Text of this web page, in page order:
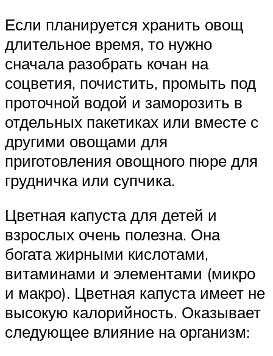
Если планируется хранить овощ
длительное время, то нужно
сначала разобрать кочан на
соцветия, почистить, промыть под
проточной водой и заморозить в
отдельных пакетиках или вместе с
другими овощами для
приготовления овощного пюре для
грудничка или супчика.
Цветная капуста для детей и
взрослых очень полезна. Она
богата жирными кислотами,
витаминами и элементами (микро
и макро). Цветная капуста имеет не
высокую калорийность. Оказывает
следующее влияние на организм: